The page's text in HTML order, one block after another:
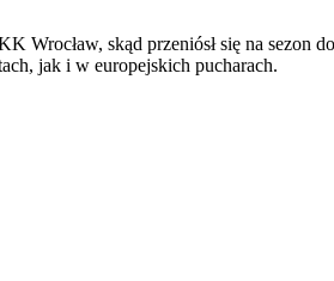
skąd przeniósł się na sezon
jak i w europejskich pucharach.